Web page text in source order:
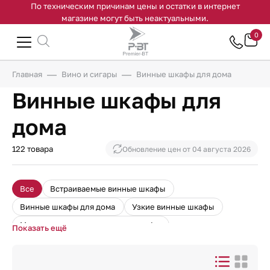
По техническим причинам цены и остатки в интернет
магазине могут быть неактуальными.
0
Главная Вино и сигары Винные шкафы для дома
Винные шкафы для
дома
122 товара Обновление цен от 04 августа 2026
Все
Встраиваемые винные шкафы
Винные шкафы для дома
Узкие винные шкафы
Монотемпературные винные шкафы
Показать ещё